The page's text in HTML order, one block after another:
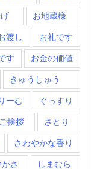
お地蔵様
渡し お礼です
す お金の価値
きゅうしゅう
ーむ ぐっすり
ご挨拶 さとり
さわやかな香り
さ しまむら